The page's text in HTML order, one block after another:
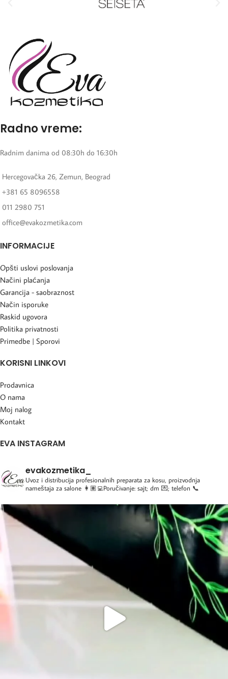
Radno vreme:
Radnim danima od 08:30h do 16:30h
Hercegovačka 26, Zemun, Beograd
+381 65 8096558
011 2980 751
office@evakozmetika.com
INFORMACIJE
Opšti uslovi poslovanja
Načini plaćanja
Garancija - saobraznost
Način isporuke
Raskid ugovora
Politika privatnosti
Primedbe | Sporovi
KORISNI LINKOVI
Prodavnica
O nama
Moj nalog
Kontakt
EVA INSTAGRAM
evakozmetika_
Uvoz i distribucija profesionalnih preparata za kosu, proizvodnja
nameštaja za salone 👩🏽‍💻Poručivanje: sajt; dm 💌; telefon 📞